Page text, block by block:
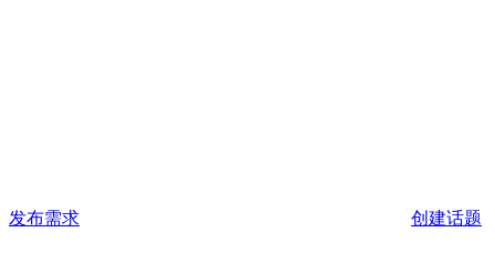
发布需求 创建话题